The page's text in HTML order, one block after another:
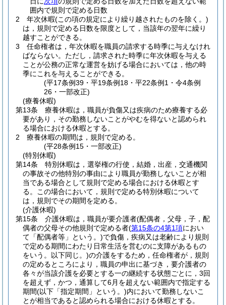
囲内で規則で定める日数
2
年次休暇(この項の規定により繰り越されたものを除く。)
は，規則で定める日数を限度として，当該年の翌年に繰り
越すことができる。
3
任命権者は，年次休暇を職員の請求する時季に与えなけれ
ばならない。 ただし，請求された時季に年次休暇を与える
ことが公務の正常な運営を妨げる場合においては，他の時
季にこれを与えることができる。
(平17条例39・平19条例18・平22条例1・令4条例
26・一部改正)
(療養休暇)
第13条
療養休暇は，職員が負傷又は疾病のため療養する必
要があり，その勤務しないことがやむを得ないと認められ
る場合における休暇とする。
2
療養休暇の期間は，規則で定める。
(平28条例15・一部改正)
(特別休暇)
第14条
特別休暇は，選挙権の行使，結婚，出産，交通機関
の事故その他特別の事由により職員が勤務しないことが相
当である場合として規則で定める場合における休暇とす
る。
この場合において，規則で定める特別休暇について
は，規則でその期間を定める。
(介護休暇)
第15条
介護休暇は，職員が要介護者(配偶者，父母，子，配
偶者の父母その他規則で定める者(第15条の4第1項におい
て「配偶者等」という。)で負傷，疾病又は老齢により規則
で定める期間にわたり日常生活を営むのに支障があるもの
をいう。以下同じ。)の介護をするため，任命権者が，規則
の定めるところにより，職員の申出に基づき，要介護者の
各々が当該介護を必要とする一の継続する状態ごとに，3回
を超えず，かつ，通算して6月を超えない範囲内で指定する
期間(以下「指定期間」という。)内において勤務しないこ
とが相当であると認められる場合における休暇とする。